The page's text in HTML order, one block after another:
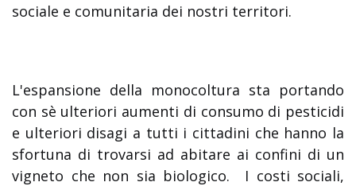
sociale e comunitaria dei nostri territori.
L'espansione della monocoltura sta portando
con sè ulteriori aumenti di consumo di pesticidi
e ulteriori disagi a tutti i cittadini che hanno la
sfortuna di trovarsi ad abitare ai confini di un
vigneto che non sia biologico. I costi sociali,